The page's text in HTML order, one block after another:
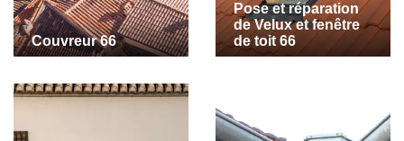
Couvreur 66
Pose et réparation
de Velux et fenêtre
de toit 66